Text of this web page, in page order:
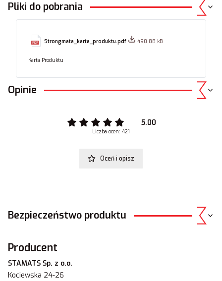
Pliki do pobrania
Strongmata_karta_produktu.pdf 490.88 kB
Karta Produktu
Opinie
5.00
Liczba ocen: 421
Oceń i opisz
Bezpieczeństwo produktu
Producent
STAMATS Sp. z o.o.
Kociewska 24-26